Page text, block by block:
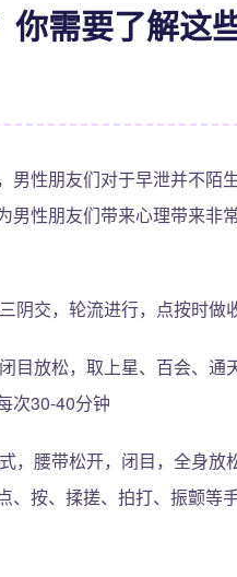
你需要了解这
男性朋友们对于早泄并不陌
男性朋友们带来心理带来非
阴交，轮流进行，点按时做
目放松，取上星、百会、通
次30-40分钟
，腰带松开，闭目，全身
、按、揉搓、拍打、振颤等